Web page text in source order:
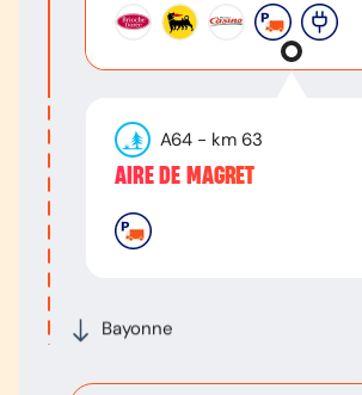
Bayonne
A64 - km 63
AIRE DE MAGRET